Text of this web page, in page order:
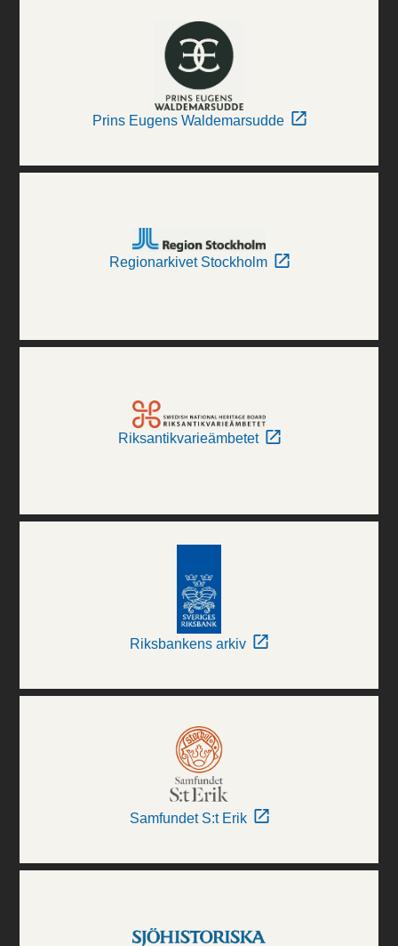
Prins Eugens Waldemarsudde
Regionarkivet Stockholm
Riksantikvarieämbetet
Riksbankens arkiv
Samfundet S:t Erik